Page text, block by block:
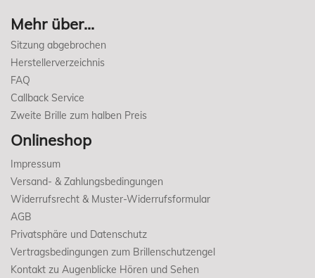
Mehr über...
Sitzung abgebrochen
Herstellerverzeichnis
FAQ
Callback Service
Zweite Brille zum halben Preis
Onlineshop
Impressum
Versand- & Zahlungsbedingungen
Widerrufsrecht & Muster-Widerrufsformular
AGB
Privatsphäre und Datenschutz
Vertragsbedingungen zum Brillenschutzengel
Kontakt zu Augenblicke Hören und Sehen